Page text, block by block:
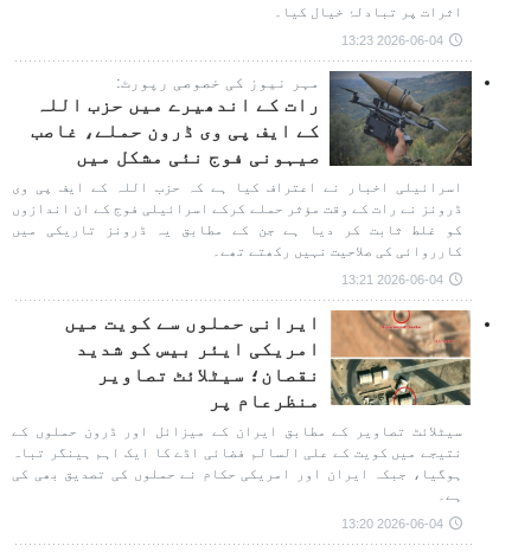
اثرات پر تبادلۂ خیال کیا۔
2026-06-04 13:23
مہر نیوز کی خصوصی رپورٹ:
رات کے اندھیرے میں حزب اللہ
کے ایف پی وی ڈرون حملے، غاصب
صیہونی فوج نئی مشکل میں
اسرائیلی اخبار نے اعتراف کیا ہے کہ حزب اللہ کے ایف پی وی
ڈرونز نے رات کے وقت مؤثر حملے کرکے اسرائیلی فوج کے ان اندازوں
کو غلط ثابت کر دیا ہے جن کے مطابق یہ ڈرونز تاریکی میں
کارروائی کی صلاحیت نہیں رکھتے تھے۔
2026-06-04 13:21
ایرانی حملوں سے کویت میں
امریکی ایئر بیس کو شدید
نقصان؛ سیٹلائٹ تصاویر
منظرعام پر
سیٹلائٹ تصاویر کے مطابق ایران کے میزائل اور ڈرون حملوں کے
نتیجے میں کویت کے علی السالم فضائی اڈے کا ایک اہم ہینگر تباہ
ہوگیا، جبکہ ایران اور امریکی حکام نے حملوں کی تصدیق بھی کی
ہے۔
2026-06-04 13:20